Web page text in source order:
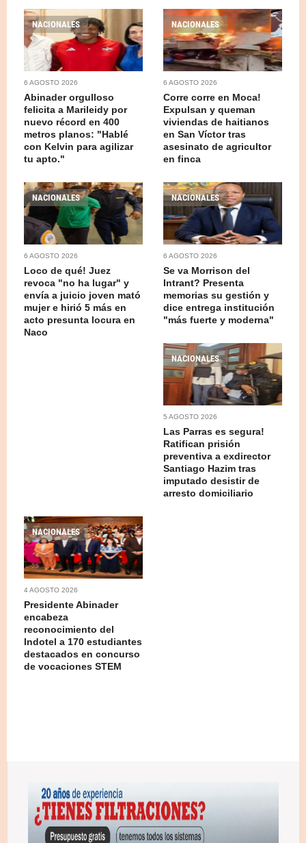
NACIONALES
6 AGOSTO 2026
Abinader orgulloso
felicita a Marileidy por
nuevo récord en 400
metros planos: "Hablé
con Kelvin para agilizar
tu apto."
NACIONALES
6 AGOSTO 2026
Corre corre en Moca!
Expulsan y queman
viviendas de haitianos
en San Víctor tras
asesinato de agricultor
en finca
NACIONALES
6 AGOSTO 2026
Loco de qué! Juez
revoca "no ha lugar" y
envía a juicio joven mató
mujer e hirió 5 más en
acto presunta locura en
Naco
NACIONALES
6 AGOSTO 2026
Se va Morrison del
Intrant? Presenta
memorias su gestión y
dice entrega institución
"más fuerte y moderna"
NACIONALES
5 AGOSTO 2026
Las Parras es segura!
Ratifican prisión
preventiva a exdirector
Santiago Hazim tras
imputado desistir de
arresto domiciliario
NACIONALES
4 AGOSTO 2026
Presidente Abinader
encabeza
reconocimiento del
Indotel a 170 estudiantes
destacados en concurso
de vocaciones STEM